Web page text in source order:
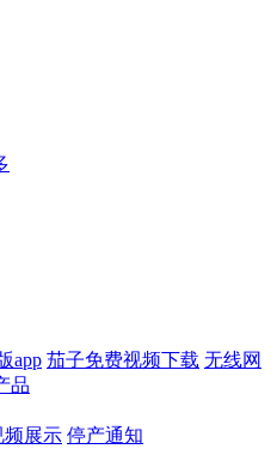
app 茄子免费视频下载 无线网
品
频展示 停产通知